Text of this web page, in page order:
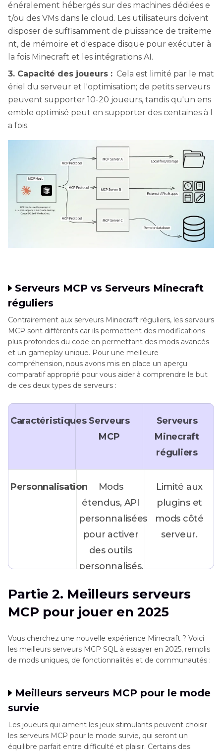
énéralement hébergés sur des machines dédiées e
t/ou des VMs dans le cloud. Les utilisateurs doivent
disposer de suffisamment de puissance de traiteme
nt, de mémoire et d'espace disque pour exécuter à
la fois Minecraft et les intégrations AI.
3. Capacité des joueurs : Cela est limité par le mat
ériel du serveur et l'optimisation; de petits serveurs
peuvent supporter 10-20 joueurs, tandis qu'un ens
emble optimisé peut en supporter des centaines à l
a fois.
Serveurs MCP vs Serveurs Minecraft
réguliers
Contrairement aux serveurs Minecraft réguliers, les serveurs
MCP sont différents car ils permettent des modifications
plus profondes du code en permettant des mods avancés
et un gameplay unique. Pour une meilleure
compréhension, nous avons mis en place un aperçu
comparatif approprié pour vous aider à comprendre le but
de ces deux types de serveurs :
Caractéristiques Serveurs
MCP
Serveurs
Minecraft
réguliers
Personnalisation
Mods
étendus, API
personnalisées
pour activer
des outils
personnalisés,
de bots et
automatisation
Limité aux
plugins et
mods côté
serveur.
Objectif
Pour
AI,
améliorée ou
le modding
Pour le
multijoueur
Partie 2. Meilleurs serveurs
MCP pour jouer en 2025
Vous cherchez une nouvelle expérience Minecraft ? Voici
les meilleurs serveurs MCP SQL à essayer en 2025, remplis
de mods uniques, de fonctionnalités et de communautés :
Meilleurs serveurs MCP pour le mode
survie
Les joueurs qui aiment les jeux stimulants peuvent choisir
les serveurs MCP pour le mode survie, qui seront un
équilibre parfait entre difficulté et plaisir. Certains des